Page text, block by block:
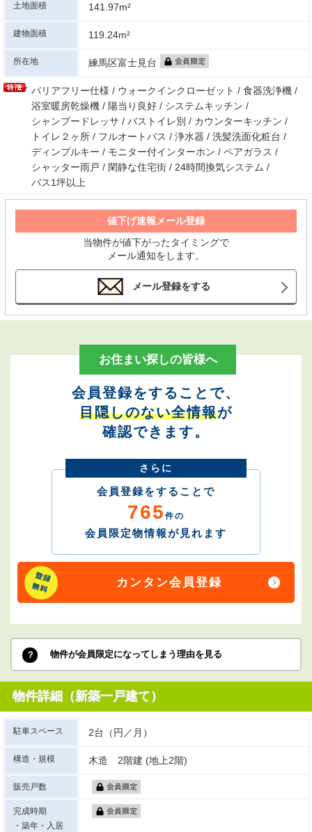
土地面積 141.97m²
建物面積 119.24m²
所在地 練馬区富士見台
バリアフリー仕様 / ウォークインクローゼット / 食器洗浄機 /
浴室暖房乾燥機 / 陽当り良好 / システムキッチン /
シャンプードレッサ / バストイレ別 / カウンターキッチン /
トイレ２ヶ所 / フルオートバス / 浄水器 / 洗髪洗面化粧台 /
ディンプルキー / モニター付インターホン / ペアガラス /
シャッター雨戸 / 閑静な住宅街 / 24時間換気システム /
バス1坪以上
値下げ速報メール登録
当物件が値下がったタイミングで
メール通知をします。
メール登録をする
お住まい探しの皆様へ
会員登録をすることで、
目隠しのない全情報が
確認できます。
さらに
会員登録をすることで
765 件の
会員限定物情報が見れます
カンタン会員登録
物件が会員限定になってしまう理由を見る
物件詳細（新築一戸建て）
駐車スペース 2台（円／月）
構造・規模 木造 2階建 (地上2階)
販売戸数
完成時期
・築年・入居